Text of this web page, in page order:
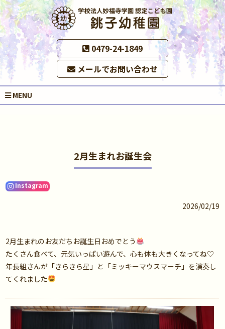
0479-24-1849
メールでお問い合わせ
MENU
2月生まれお誕生会
Instagram
2026/02/19
2月生まれのお友だちお誕生日おめでとう
たくさん食べて、元気いっぱい遊んで、心も体も大きくなってね♡
年長組さんが「きらきら星」と「ミッキーマウスマーチ」を演奏し
てくれました